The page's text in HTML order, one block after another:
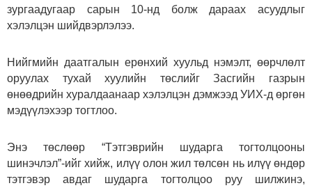
зургаадугаар сарын 10-нд болж дараах асуудлыг
хэлэлцэн шийдвэрлэлээ.
Нийгмийн даатгалын ерөнхий хуульд нэмэлт, өөрчлөлт
оруулах тухай хуулийн төслийг Засгийн газрын
өнөөдрийн хуралдаанаар хэлэлцэн дэмжээд УИХ-д өргөн
мэдүүлэхээр тогтлоо.
Энэ төслөөр “Тэтгэврийн шударга тогтолцооны
шинэчлэл”-ийг хийж, илүү олон жил төлсөн нь илүү өндөр
тэтгэвэр авдаг шударга тогтолцоо руу шилжинэ,